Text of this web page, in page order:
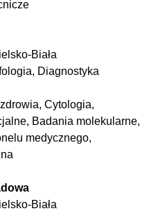
Biała
Diagnostyka
Cytologia,
Badania molekularne,
medycznego,
Biała